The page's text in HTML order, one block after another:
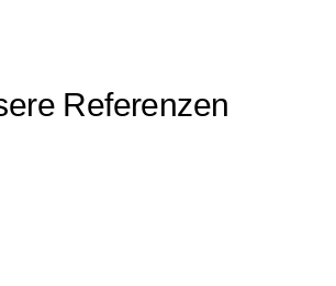
Referenzen